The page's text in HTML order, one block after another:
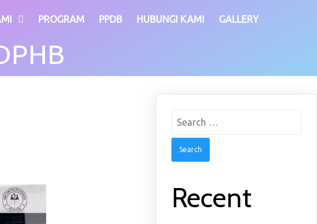
PROGRAM PPDB HUBUNGI KAMI GALLERY
Search
Recent